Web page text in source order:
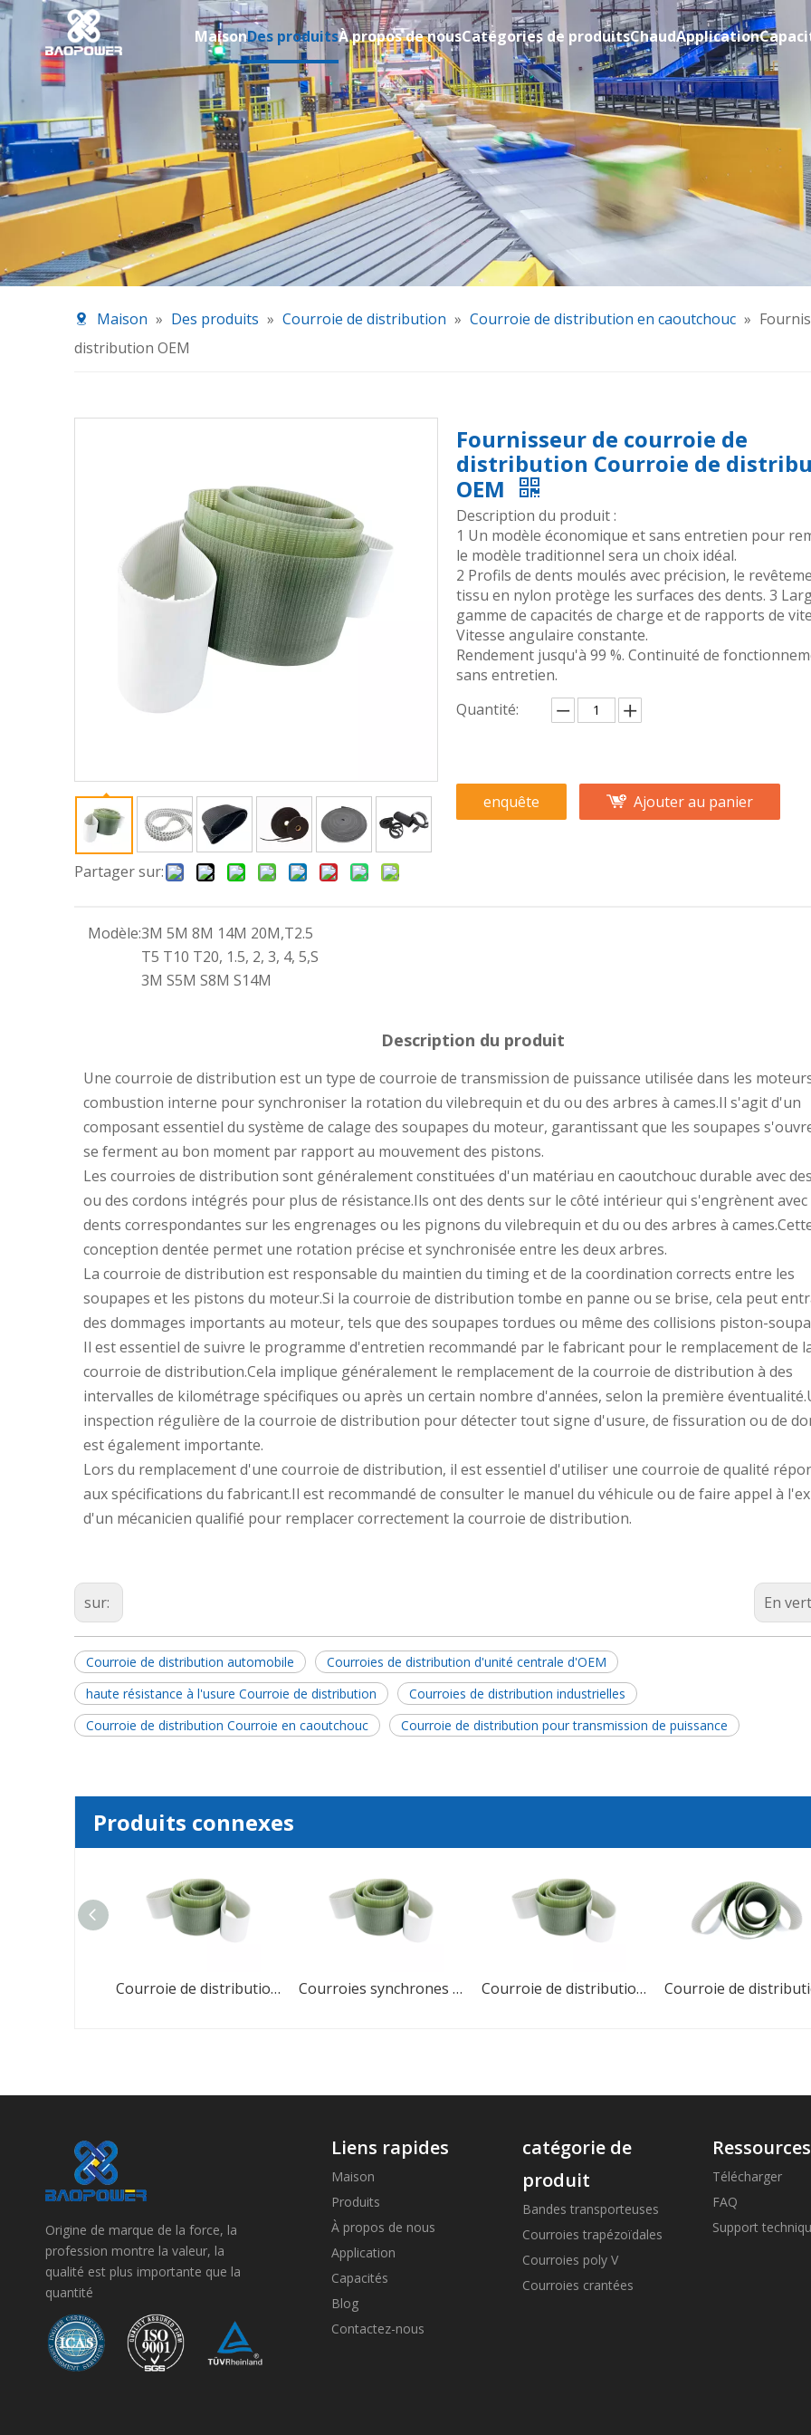
MaisonDes produitsÀ propos de nousCatégories de produitsChaudApplication
Maison » Des produits » Courroie de distribution » Courroie de distribution en caoutchouc »
distribution OEM
Partager sur:
Fournisseur de courroie de
distribution Courroie de
OEM
Description du produit :
1 Un modèle économique et sans entretien pour
le modèle traditionnel sera un choix idéal.
2 Profils de dents moulés avec précision, le
tissu en nylon protège les surfaces des dents. 3
gamme de capacités de charge et de rapports de
Vitesse angulaire constante.
Rendement jusqu'à 99 %. Continuité de
sans entretien.
Quantité:
enquête Ajouter au panier
Modèle:3M 5M 8M 14M 20M,T2.5
T5 T10 T20, 1.5, 2, 3, 4, 5,S
3M S5M S8M S14M
Description du produit
Une courroie de distribution est un type de courroie de transmission de puissance utilisée dans les
combustion interne pour synchroniser la rotation du vilebrequin et du ou des arbres à cames.Il s'agit d'un
composant essentiel du système de calage des soupapes du moteur, garantissant que les soupapes
se ferment au bon moment par rapport au mouvement des pistons.
Les courroies de distribution sont généralement constituées d'un matériau en caoutchouc durable avec
ou des cordons intégrés pour plus de résistance.Ils ont des dents sur le côté intérieur qui s'engrènent avec
dents correspondantes sur les engrenages ou les pignons du vilebrequin et du ou des arbres à
conception dentée permet une rotation précise et synchronisée entre les deux arbres.
La courroie de distribution est responsable du maintien du timing et de la coordination corrects entre les
soupapes et les pistons du moteur.Si la courroie de distribution tombe en panne ou se brise, cela peut
des dommages importants au moteur, tels que des soupapes tordues ou même des collisions piston-
Il est essentiel de suivre le programme d'entretien recommandé par le fabricant pour le remplacement de
courroie de distribution.Cela implique généralement le remplacement de la courroie de distribution à des
intervalles de kilométrage spécifiques ou après un certain nombre d'années, selon la première
inspection régulière de la courroie de distribution pour détecter tout signe d'usure, de fissuration ou de
est également importante.
Lors du remplacement d'une courroie de distribution, il est essentiel d'utiliser une courroie de qualité
aux spécifications du fabricant.Il est recommandé de consulter le manuel du véhicule ou de faire appel à
d'un mécanicien qualifié pour remplacer correctement la courroie de distribution.
sur: En
Courroie de distribution automobile
Courroies de distribution d'unité centrale d'OEM
haute résistance à l'usure Courroie de distribution
Courroies de distribution industrielles
Courroie de distribution Courroie en caoutchouc
Courroie de distribution pour transmission de puissance
Produits connexes
Courroie de distribution en caoutchouc PU Courroies synchrones Courroie de distribution en caoutchouc PU Courroie de distribution industrielle en caoutchouc PU MXL XXL XL L, de haute qualité, à dents trapézoïdales
Origine de marque de la force, la
profession montre la valeur, la
qualité est plus importante que la
quantité
Liens rapides
Maison
Produits
À propos de nous
Application
Capacités
Blog
Contactez-nous
catégorie de
produit
Bandes transporteuses
Courroies trapézoïdales
Courroies poly V
Courroies crantées
Ressources
Télécharger
FAQ
Support